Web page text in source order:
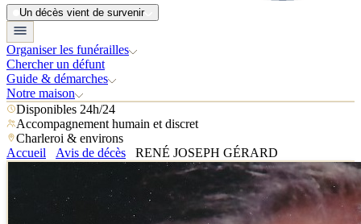
Un décès vient de survenir
Organiser les funérailles
Chercher un défunt
Guide & démarches
Notre maison
Disponibles 24h/24
Accompagnement humain et discret
Charleroi & environs
Accueil
Avis de décès RENÉ JOSEPH GÉRARD